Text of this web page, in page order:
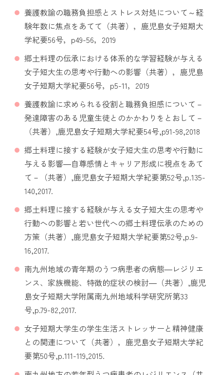
養護教諭の職務負担感とストレス対処について～経
験年数に焦点をあてて（共著），鹿児島女子短期大
学紀要56号，p49-56，2019
郷土料理の伝承における体系的な学習経験が与える
女子短大生の思考や行動への影響（共著），鹿児島
女子短期大学紀要56号，p5-11，2019
養護教諭に求められる役割と職務負担感について－
発達障害のある児童生徒とのかかわりをとおして－
（共著）,鹿児島女子短期大学紀要54号,p91-98,2018
郷土料理に接する経験が女子短大生の思考や行動に
与える影響―自尊感情とキャリア形成に視点をあて
て－（共著）,鹿児島女子短期大学紀要第52号,p.135-
140,2017.
郷土料理に接する経験が与える女子短大生の思考や
行動への影響と若い世代への郷土料理伝承のための
方策（共著）,鹿児島女子短期大学紀要第52号,p.9-
16,2017.
南九州地域の青年期のうつ病患者の病態―レジリエ
ンス、家族機能、特徴的症状の検討―（共著）,鹿児
島女子短期大学附属南九州地域科学研究所第33
号,p.79-82,2017.
女子短期大学生の学生生活ストレッサーと精神健康
との関連について（共著），鹿児島女子短期大学紀
要第50号,p.111-119,2015.